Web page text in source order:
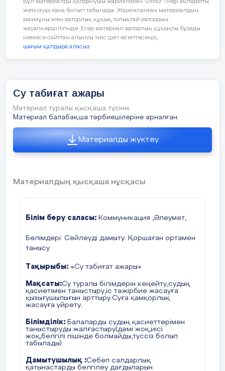
Бұл материалды қолданушы жариялаған. Ustaz Tilegi ақпаратты
жеткізуші ғана болып табылады. Жарияланған материалдың
мазмұны мен авторлық құқық толықтай автордың
жауапкершілігінде. Егер материал авторлық құқықты бұзады
немесе сайттан алынуы тиіс деп есептесеңіз,
шағым қалдыра аласыз
Су табиғат ажары
Материал туралы қысқаша түсінік
Материал балабақша тәрбиешілеріне арналған.
Материалды жүктеу
Материалдың қысқаша нұсқасы
Білім беру саласы: Коммуникация ,Әлеумет,
Бөлімдері: Сөйлеуді дамыту. Қоршаған ортамен
танысу
Тақырыбы: «Су табиғат ажары»
Мақсаты:Су туралы білімдерін кеңейту,судың
қасиетімен таныстыру,іс тәжірбие жасауға
қызығушылығын арттыру.Суға қамқорлық
жасауға үйрету.
Білімділік: Балаларды судың қасиеттерімен
таныстыруды жалғастыру(дәмі жоқ,иісі
жоқ,белгілі пішінде болмайды,түссіз болып
табылады)
Дамытушылық :Себеп салдарлық
қатынастарды белгілеу дағдыларын